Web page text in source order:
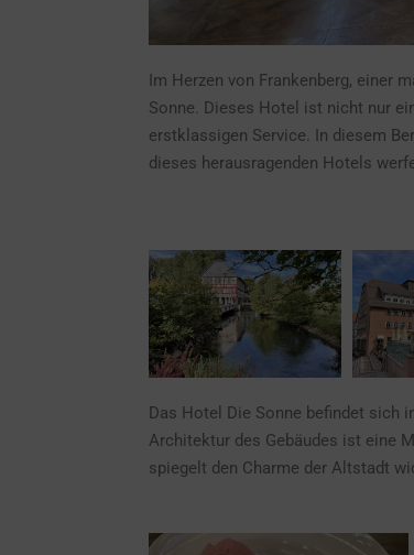
Im Herzen von Frankenberg, einer
Sonne. Dieses Hotel ist nicht nur
erstklassigen Service. In diesem
dieses herausragenden Hotels
Das Hotel Die Sonne befindet sich
Architektur des Gebäudes ist eine
spiegelt den Charme der Altstadt